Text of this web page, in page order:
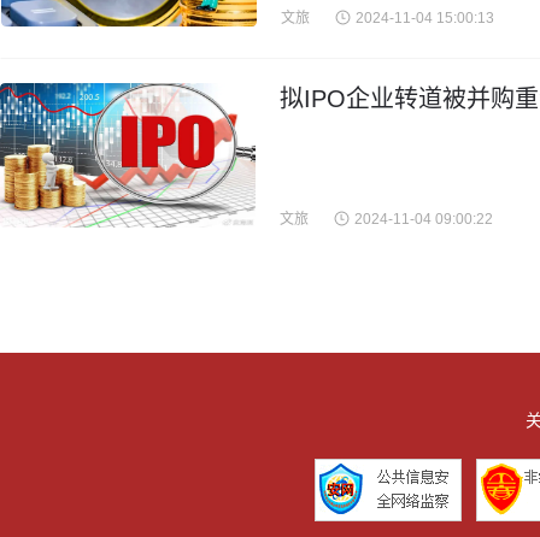
文旅 2024-11-04 15:00:13
拟IPO企业转道被并购
文旅 2024-11-04 09:00:22